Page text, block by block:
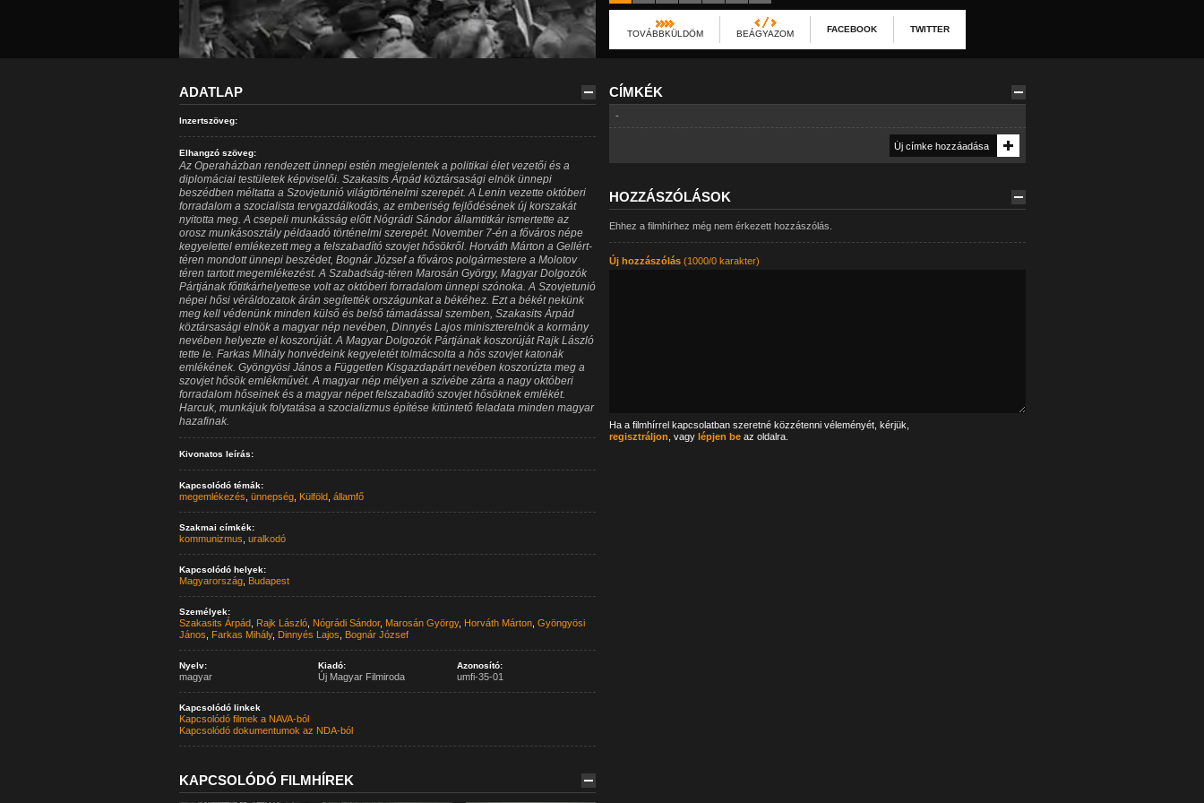
TOVÁBBKÜLDÖM BEÁGYAZOM FACEBOOK TWITTER
ADATLAP
Inzertszöveg:
Elhangzó szöveg:
Az Operaházban rendezett ünnepi estén megjelentek a politikai élet vezetői és a
diplomáciai testületek képviselői. Szakasits Árpád köztársasági elnök ünnepi
beszédben méltatta a Szovjetunió világtörténelmi szerepét. A Lenin vezette októberi
forradalom a szocialista tervgazdálkodás, az emberiség fejlődésének új korszakát
nyitotta meg. A csepeli munkásság előtt Nógrádi Sándor államtitkár ismertette az
orosz munkásosztály példaadó történelmi szerepét. November 7-én a főváros népe
kegyelettel emlékezett meg a felszabadító szovjet hősökről. Horváth Márton a Gellért-
téren mondott ünnepi beszédet, Bognár József a főváros polgármestere a Molotov
téren tartott megemlékezést. A Szabadság-téren Marosán György, Magyar Dolgozók
Pártjának főtitkárhelyettese volt az októberi forradalom ünnepi szónoka. A Szovjetunió
népei hősi véráldozatok árán segítették országunkat a békéhez. Ezt a békét nekünk
meg kell védenünk minden külső és belső támadással szemben, Szakasits Árpád
köztársasági elnök a magyar nép nevében, Dinnyés Lajos miniszterelnök a kormány
nevében helyezte el koszorúját. A Magyar Dolgozók Pártjának koszorúját Rajk László
tette le. Farkas Mihály honvédeink kegyeletét tolmácsolta a hős szovjet katonák
emlékének. Gyöngyösi János a Független Kisgazdapárt nevében koszorúzta meg a
szovjet hősök emlékművét. A magyar nép mélyen a szívébe zárta a nagy októberi
forradalom hőseinek és a magyar népet felszabadító szovjet hősöknek emlékét.
Harcuk, munkájuk folytatása a szocializmus építése kitüntető feladata minden magyar
hazafinak.
Kivonatos leírás:
Kapcsolódó témák:
megemlékezés ünnepség, Külföld, államfő
Szakmai címkék:
kommunizmus uralkodó
Kapcsolódó helyek:
Magyarország, Budapest
Személyek:
Szakasits Árpád, Rajk László, Nógrádi Sándor, Marosán György, Horváth Márton, Gyöngyösi
János
Farkas Mihály, Dinnyés Lajos Bognár József
Nyelv:
magyar
Kiadó:
Új Magyar Filmiroda
Azonosító:
umfi-35-01
Kapcsolódó linkek
Kapcsolódó filmek a NAVA-ból
Kapcsolódó dokumentumok az NDA-ból
KAPCSOLÓDÓ FILMHÍREK
CÍMKÉK
-
HOZZÁSZÓLÁSOK
Ehhez a filmhírhez még nem érkezett hozzászólás.
Új hozzászólás(1000/0 karakter)
Ha a filmhírrel kapcsolatban szeretné közzétenni véleményét, kérjük,
regisztráljon , vagy lépjen beaz oldalra.